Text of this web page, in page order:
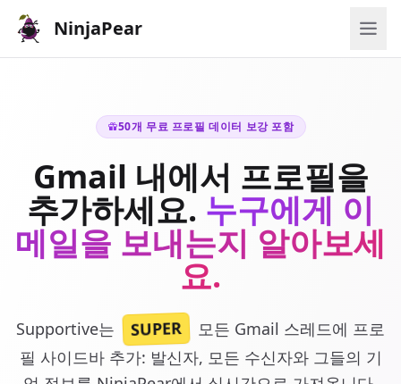
NinjaPear
50개 무료 프로필 데이터 보강 포함
Gmail 내에서 프로필을
추가하세요. 누구에게 이
메일을 보내는지 알아보세
요.
Supportive는 SUPER
모든 Gmail 스레드에 프로
필 사이드바 추가: 발신자, 모든 수신자와 그들의 기